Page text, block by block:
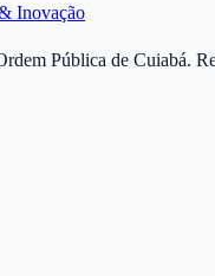
Inovação
Pública de Cuiabá.